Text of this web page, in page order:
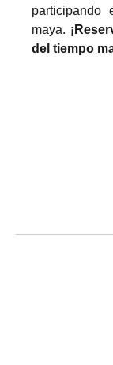
participando
maya.
del tiempo